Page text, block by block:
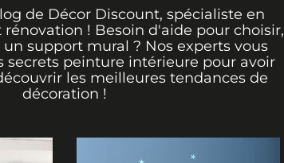
de Décor Discount, spécialiste en
! Besoin d'aide pour choisir,
support mural ? Nos experts vous
secrets peinture intérieure pour avoir
les meilleures tendances de
décoration !